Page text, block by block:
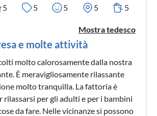
5 5 5 5 5
Mostra tedesco
e molte attività
molto calorosamente dalla nostra
È meravigliosamente rilassante
molto tranquilla. La fattoria è
rilassarsi per gli adulti e per i bambini
da fare. Nelle vicinanze si possono